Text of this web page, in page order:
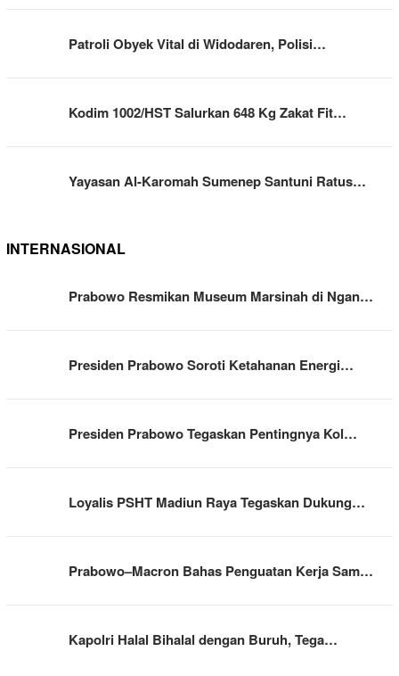
Patroli Obyek Vital di Widodaren, Polisi…
Kodim 1002/HST Salurkan 648 Kg Zakat Fit…
Yayasan Al-Karomah Sumenep Santuni Ratus…
INTERNASIONAL
Prabowo Resmikan Museum Marsinah di Ngan…
Presiden Prabowo Soroti Ketahanan Energi…
Presiden Prabowo Tegaskan Pentingnya Kol…
Loyalis PSHT Madiun Raya Tegaskan Dukung…
Prabowo–Macron Bahas Penguatan Kerja Sam…
Kapolri Halal Bihalal dengan Buruh, Tega…